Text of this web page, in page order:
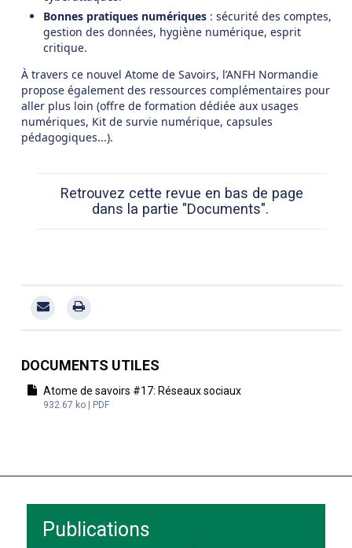
Bonnes pratiques numériques : sécurité des comptes,
gestion des données, hygiène numérique, esprit
critique.
À travers ce nouvel Atome de Savoirs, l’ANFH Normandie
propose également des ressources complémentaires pour
aller plus loin (offre de formation dédiée aux usages
numériques, Kit de survie numérique, capsules
pédagogiques...).
Retrouvez cette revue en bas de page
dans la partie "Documents".
DOCUMENTS UTILES
Atome de savoirs #17: Réseaux sociaux
932.67 ko | PDF
Publications